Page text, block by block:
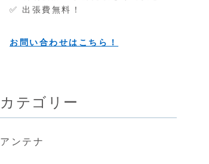
✅ 出張費無料！
お問い合わせはこちら！
カテゴリー
アンテナ